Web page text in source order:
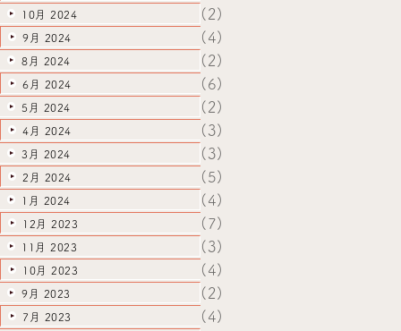
10月 2024 (2)
9月 2024 (4)
8月 2024 (2)
6月 2024 (6)
5月 2024 (2)
4月 2024 (3)
3月 2024 (3)
2月 2024 (5)
1月 2024 (4)
12月 2023 (7)
11月 2023 (3)
10月 2023 (4)
9月 2023 (2)
7月 2023 (4)